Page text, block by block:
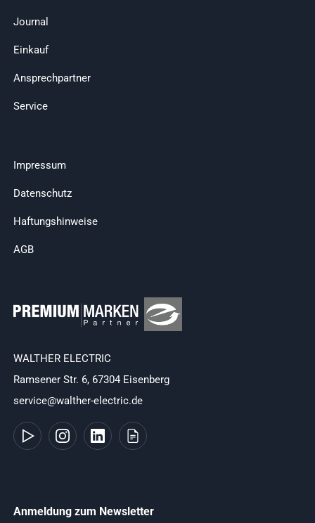
Journal
Einkauf
Ansprechpartner
Service
Impressum
Datenschutz
Haftungshinweise
AGB
WALTHER ELECTRIC
Ramsener Str. 6, 67304 Eisenberg
service@walther-electric.de
Anmeldung zum Newsletter